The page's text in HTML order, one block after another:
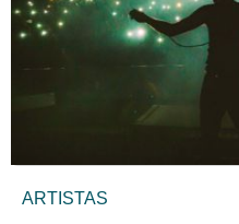
ARTISTAS